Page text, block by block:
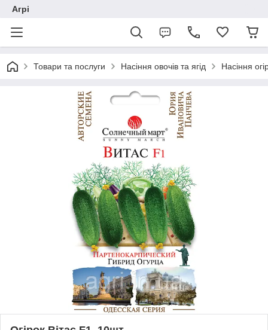
Агрі
Товари та послуги Насіння овочів та ягід Насіння